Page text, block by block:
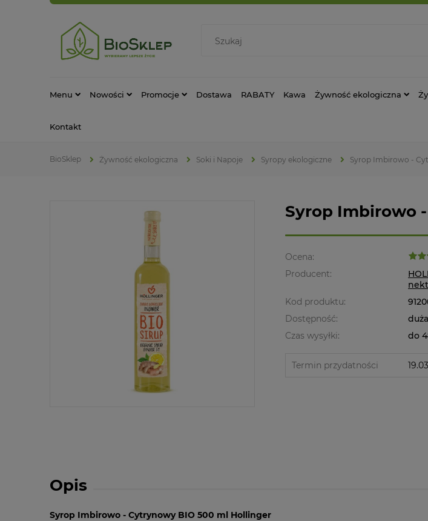
Menu Nowości Promocje Dostawa RABATY Kawa Żywność ekologiczna
Kontakt
Żywność ekologiczna Soki i Napoje Syropy ekologiczne Syrop Imbirowo -
Syrop Imbirowo
Ocena:
Producent:
Kod produktu:
Dostępność:
Czas wysyłki:
do
Termin przydatności
Opis
Syrop Imbirowo - Cytrynowy BIO 500 ml Hollinger